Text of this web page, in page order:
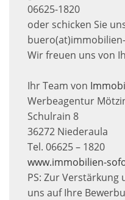
06625-1820
oder schicken Sie
Wir freuen uns von
Ihr Team von
Werbeagentur
Schulrain 8
36272 Niederaula
Tel. 06625 – 1820
www.immobilien-
PS: Zur Verstärkung
uns auf Ihre